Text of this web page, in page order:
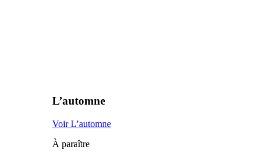
L’automne
Voir L’automne
À paraître